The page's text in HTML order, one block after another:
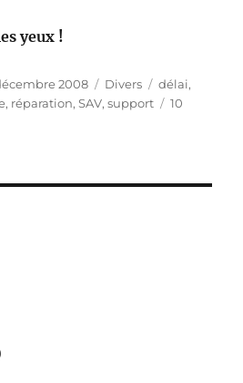
yeux !
2008 Catégories
Divers Étiquettes
délai,
, réparation,SAV,support
10